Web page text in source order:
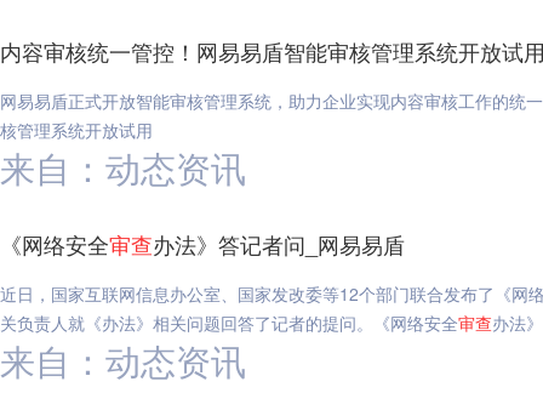
内容审核统一管控！网易易盾智能审核管理系统开放试
网易易盾正式开放智能审核管理系统，助力企业实现内容审核工作的统
核管理系统开放试用
来自：动态资讯
《网络安全审查办法》答记者问_网易易盾
近日，国家互联网信息办公室、国家发改委等12个部门联合发布了《网
关负责人就《办法》相关问题回答了记者的提问。《网络安全审查办法
来自：动态资讯